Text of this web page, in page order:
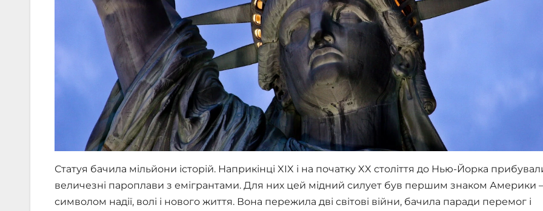
Статуя бачила мільйони історій. Наприкінці XIX і на початку XX століття до Нью-Йорка
величезні пароплави з емігрантами. Для них цей мідний силует був першим знаком Америки
символом надії, волі і нового життя. Вона пережила дві світові війни, бачила паради перемог і